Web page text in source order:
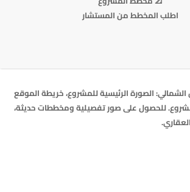
اطلب المخطط من المستشار
الصورة الرئيسية للمشروع، خريطة الموقع
للحصول على صور تفصيلية ومخططات حديثة،